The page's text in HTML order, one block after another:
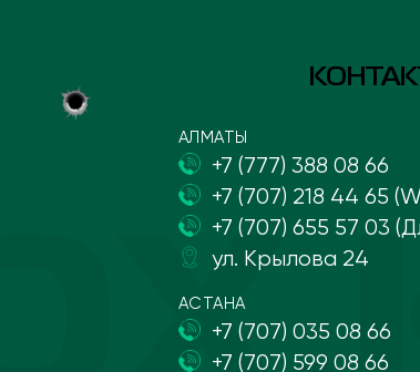
АЛМАТЫ
+7 (777) 388 08 66
+7 (707) 218 44 65
+7 (707) 655 57 03
ул. Крылова 24
АСТАНА
+7 (707) 035 08 66
+7 (707) 599 08 66